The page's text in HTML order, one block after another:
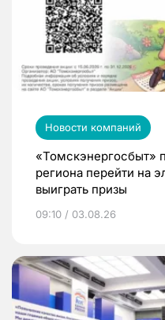
Новости компаний
«Томскэнергосбыт»
региона перейти на
выиграть призы
09:10 / 03.08.26